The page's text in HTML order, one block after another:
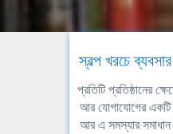
স্বল্প খরচে
প্রতিটি প্রতিষ্ঠানের
আর যোগাযোগের
আর এ সমস্যার